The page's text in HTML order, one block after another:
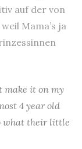
auf der von
Mama’s ja
make it on my
4 year old
what their little